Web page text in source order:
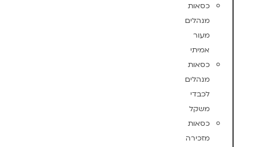
כסאות
מנהלים
מעור
אמיתי
כסאות
מנהלים
לכבדי
משקל
כסאות
מזכירה